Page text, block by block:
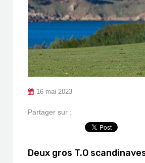
16 mai 2023
Partager sur :
Deux gros T.O